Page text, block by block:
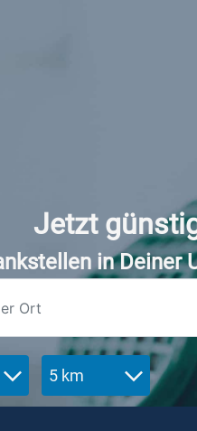
Jetzt
in Deiner
5 km